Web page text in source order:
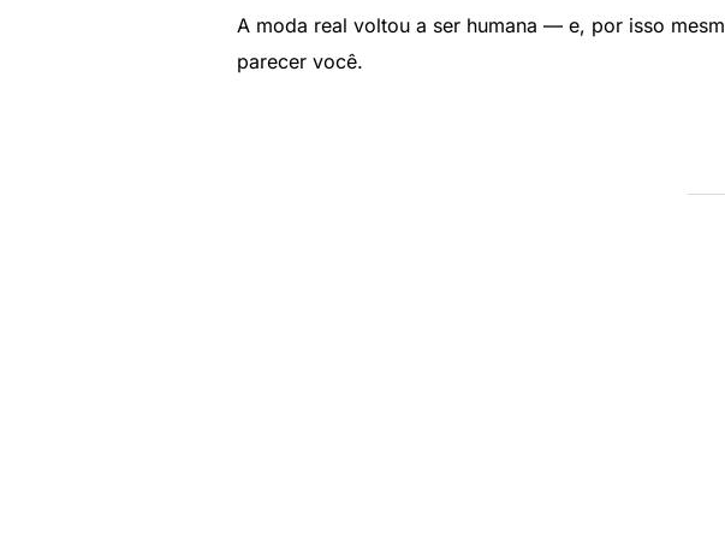
A moda real voltou a ser humana — e, por isso
parecer você.